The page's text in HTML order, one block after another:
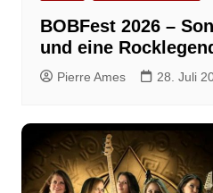
BOBFest 2026 –
und eine
Pierre Ames 28. Juli